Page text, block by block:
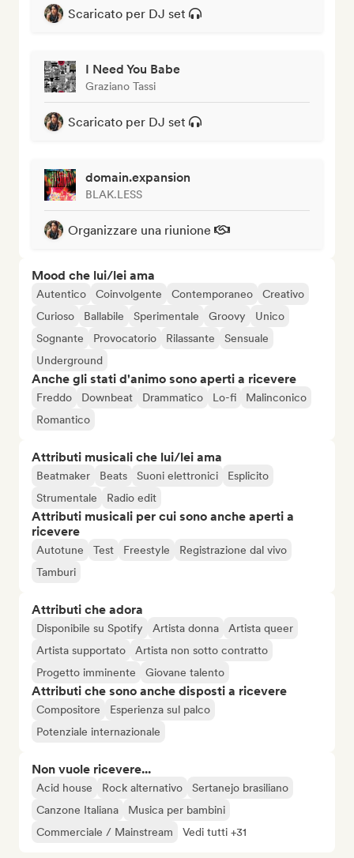
Scaricato per DJ set
I Need You Babe
Graziano Tassi
Scaricato per DJ set
domain.expansion
BLAK.LESS
Organizzare una riunione
Mood che lui/lei ama
Autentico Coinvolgente Contemporaneo
Creativo
Curioso
Ballabile Sperimentale Groovy
Unico
Sognante
Provocatorio Rilassante
Sensuale
Underground
Anche gli stati d'animo sono aperti a ricevere
Freddo Downbeat Drammatico Lo-fi
Malinconico
Romantico
Attributi musicali che lui/lei ama
Beatmaker Beats Suoni elettronici
Esplicito
Strumentale
Radio edit
Attributi musicali per cui sono anche aperti a
ricevere
Autotune Test Freestyle
Registrazione dal vivo
Tamburi
Attributi che adora
Disponibile su Spotify Artista donna
Artista queer
Artista supportato
Artista non sotto contratto
Progetto imminente
Giovane talento
Attributi che sono anche disposti a ricevere
Compositore
Esperienza sul palco
Potenziale internazionale
Non vuole ricevere...
Acid house Rock alternativo
Sertanejo brasiliano
Canzone Italiana
Musica per bambini
Commerciale / Mainstream
Vedi tutti +31